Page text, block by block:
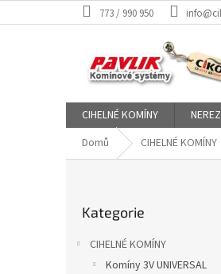
na
773 / 990 950
CIHELNÉ KOMÍNY
Domů
CIHELNÉ KOMÍNY
kategorie
Kategorie
CIHELNÉ KOMÍNY
Komíny 3V UNIVERSAL